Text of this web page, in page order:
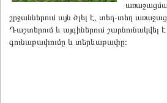
շրջաններում այն ծլել է, տեղ-տեղ
Դաշտերում և այգիներում շարնունակվել
գունաթափումը և տերևաթափը։